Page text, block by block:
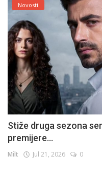
Novosti
Stiže druga sezona
premijere...
Milt Jul 21, 2026 0